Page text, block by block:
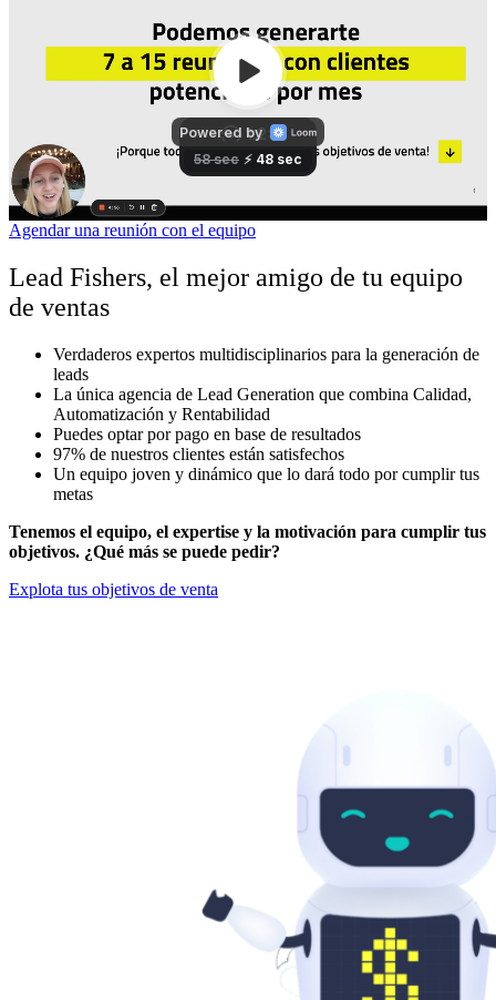
Agendar una reunión con el equipo
Lead Fishers, el mejor amigo de tu equipo
de ventas
Verdaderos expertos multidisciplinarios para la generación de
leads
La única agencia de Lead Generation que combina Calidad,
Automatización y Rentabilidad
Puedes optar por pago en base de resultados
97% de nuestros clientes están satisfechos
Un equipo joven y dinámico que lo dará todo por cumplir tus
metas
Tenemos el equipo, el expertise y la motivación para cumplir tus
objetivos. ¿Qué más se puede pedir?
Explota tus objetivos de venta